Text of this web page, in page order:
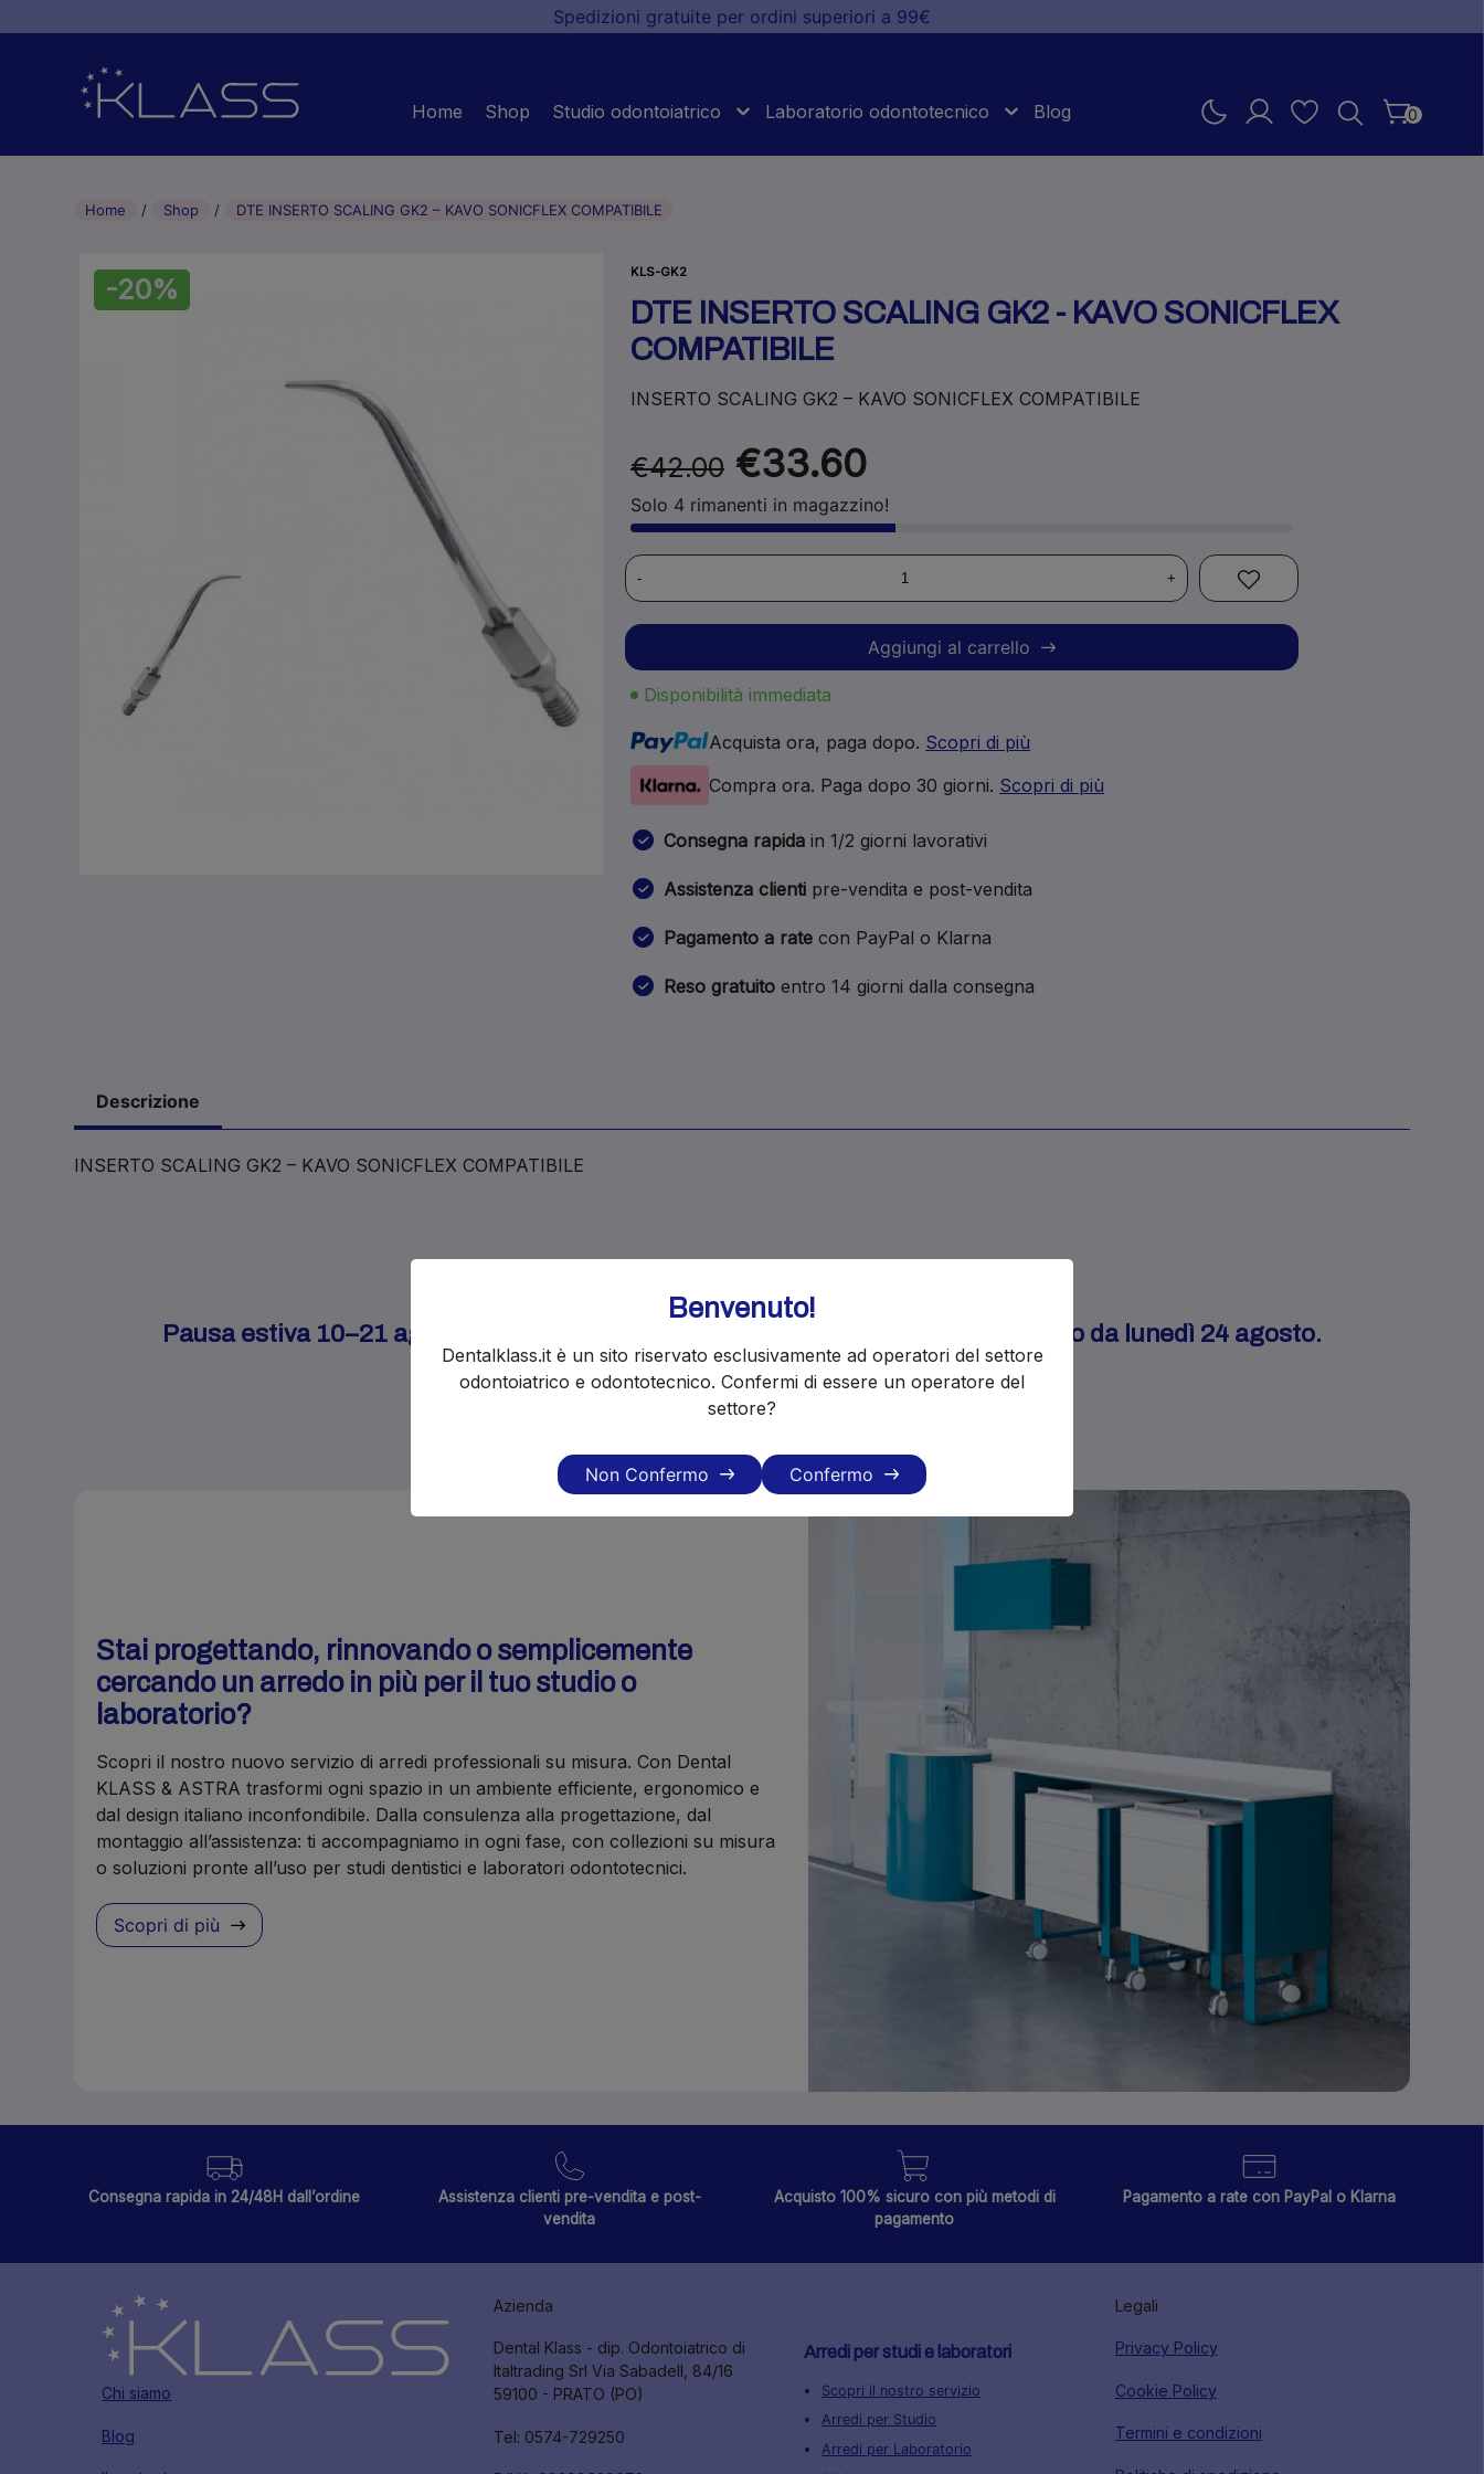
Spedizioni gratuite per ordini superiori a 99€
Home Shop Studio odontoiatrico Laboratorio odontotecnico Blog 0
Home Shop DTE INSERTO SCALING GK2 – KAVO SONICFLEX COMPATIBILE
-20%
KLS-GK2
DTE INSERTO SCALING GK2 - KAVO SONICFLEX
COMPATIBILE
INSERTO SCALING GK2 – KAVO SONICFLEX COMPATIBILE
€42.00 €33.60
Solo 4 rimanenti in magazzino!
- +
Aggiungi al carrello
Disponibilità immediata
Acquista ora, paga dopo. Scopri di più
Compra ora. Paga dopo 30 giorni. Scopri di più
Consegna rapida in 1/2 giorni lavorativi
Assistenza clienti pre-vendita e post-vendita
Pagamento a rate con PayPal o Klarna
Reso gratuito entro 14 giorni dalla consegna
Descrizione
INSERTO SCALING GK2 – KAVO SONICFLEX COMPATIBILE
Pausa estiva 10–21 agosto. Gli ordini restano attivi e le spedizioni riprenderanno da lunedì 24 agosto.
Stai progettando, rinnovando o semplicemente
cercando un arredo in più per il tuo studio o
laboratorio?
Scopri il nostro nuovo servizio di arredi professionali su misura. Con Dental
KLASS & ASTRA trasformi ogni spazio in un ambiente efficiente, ergonomico e
dal design italiano inconfondibile. Dalla consulenza alla progettazione, dal
montaggio all’assistenza: ti accompagniamo in ogni fase, con collezioni su misura
o soluzioni pronte all’uso per studi dentistici e laboratori odontotecnici.
Scopri di più
Benvenuto!
Dentalklass.it è un sito riservato esclusivamente ad operatori del settore
odontoiatrico e odontotecnico. Confermi di essere un operatore del
settore?
Non Confermo Confermo
Consegna rapida in 24/48H dall’ordine
Assistenza clienti pre-vendita e post-
vendita
Acquisto 100% sicuro con più metodi di
pagamento
Pagamento a rate con PayPal o Klarna
Chi siamo
Blog
Azienda
Dental Klass - dip. Odontoiatrico di
Italtrading Srl Via Sabadell, 84/16
59100 - PRATO (PO)
Tel: 0574-729250
Arredi per studi e laboratori
Scopri il nostro servizio
Arredi per Studio
Arredi per Laboratorio
Legali
Privacy Policy
Cookie Policy
Termini e condizioni